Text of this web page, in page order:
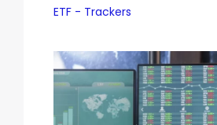
ETF - Trackers